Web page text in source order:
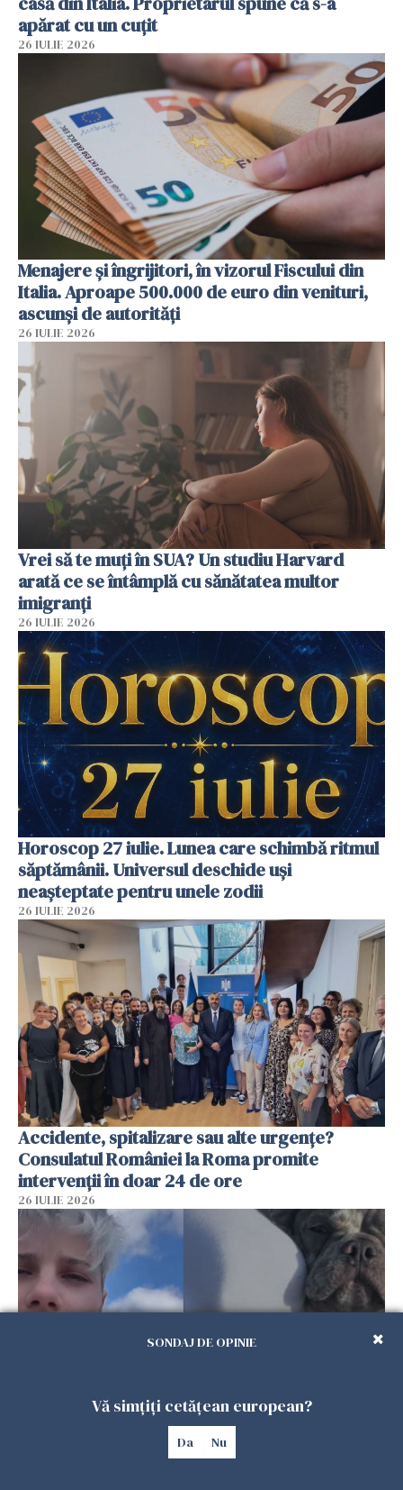
apărat cu un cuțit
26 IULIE 2026
Menajere și îngrijitori, în vizorul Fiscului din
Italia. Aproape 500.000 de euro din venituri,
ascunși de autorități
26 IULIE 2026
Vrei să te muți în SUA? Un studiu Harvard
arată ce se întâmplă cu sănătatea multor
imigranți
26 IULIE 2026
Horoscop 27 iulie. Lunea care schimbă ritmul
săptămânii. Universul deschide uși
neașteptate pentru unele zodii
26 IULIE 2026
Accidente, spitalizare sau alte urgențe?
Consulatul României la Roma promite
intervenții în doar 24 de ore
26 IULIE 2026
Ce a pățit o româncă în timp ce își plimba
câinele în Germania. Mesajul ei a stârnit
SONDAJ DE OPINIE
Vă simțiți cetățean european?
Da Nu